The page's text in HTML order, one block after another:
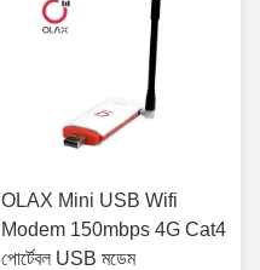
OLAX Mini USB Wifi
Modem 150mbps 4G Cat4
পোর্টেবল USB মডেম